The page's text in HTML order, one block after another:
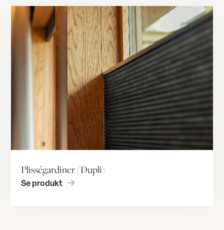
Plisségardiner (Dupli)
Se produkt